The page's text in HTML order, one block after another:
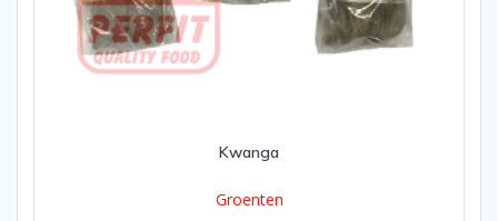
Kwanga
Groenten